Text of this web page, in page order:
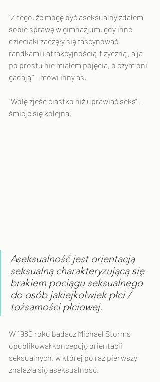
"Z tego, że mogę być aseksualny zdałem
sobie sprawę w gimnazjum, gdy inne
dzieciaki zaczęły się fascynować
randkami i atrakcyjnością fizyczną, a ja
po prostu nie miałem pojęcia, o czym oni
gadają" - mówi inny as.
"Wolę zjeść ciastko niż uprawiać seks" -
śmieje się kolejna.
Aseksualność jest orientacją
seksualną charakteryzującą się
brakiem pociągu seksualnego
do osób jakiejkolwiek płci /
tożsamości płciowej.
W 1980 roku badacz Michael Storms
opublikował koncepcję orientacji
seksualnych, w której po raz pierwszy
znalazła się aseksualność.